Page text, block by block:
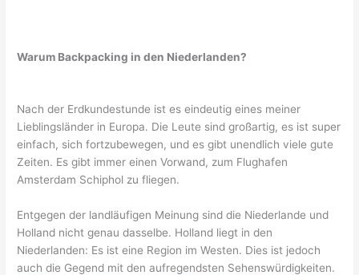
Warum Backpacking in den Niederlanden?
Nach der Erdkundestunde ist es eindeutig eines meiner
Lieblingsländer in Europa. Die Leute sind großartig, es ist super
einfach, sich fortzubewegen, und es gibt unendlich viele gute
Zeiten. Es gibt immer einen Vorwand, zum Flughafen
Amsterdam Schiphol zu fliegen.
Entgegen der landläufigen Meinung sind die Niederlande und
Holland nicht genau dasselbe. Holland liegt in den
Niederlanden: Es ist eine Region im Westen. Dies ist jedoch
auch die Gegend mit den aufregendsten Sehenswürdigkeiten.